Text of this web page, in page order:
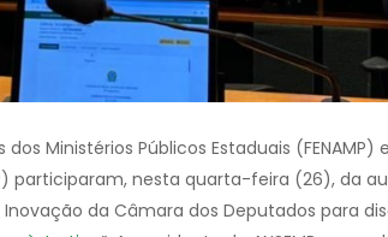
Ministérios Públicos Estaduais (FENAMP)
participaram, nesta quarta-feira (26), da
da Câmara dos Deputados para